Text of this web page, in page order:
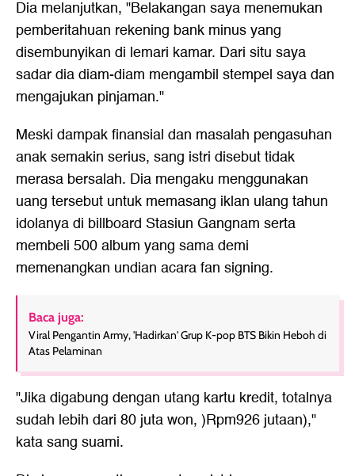
Dia melanjutkan, "Belakangan saya menemukan
pemberitahuan rekening bank minus yang
disembunyikan di lemari kamar. Dari situ saya
sadar dia diam-diam mengambil stempel saya dan
mengajukan pinjaman."
Meski dampak finansial dan masalah pengasuhan
anak semakin serius, sang istri disebut tidak
merasa bersalah. Dia mengaku menggunakan
uang tersebut untuk memasang iklan ulang tahun
idolanya di billboard Stasiun Gangnam serta
membeli 500 album yang sama demi
memenangkan undian acara fan signing.
Baca juga:
Viral Pengantin Army, 'Hadirkan' Grup K-pop BTS Bikin Heboh di
Atas Pelaminan
"Jika digabung dengan utang kartu kredit, totalnya
sudah lebih dari 80 juta won, )Rpm926 jutaan),"
kata sang suami.